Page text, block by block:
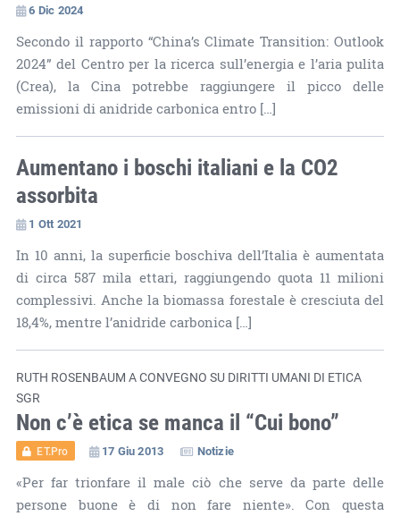
6 Dic 2024
Secondo il rapporto “China’s Climate Transition: Outlook
2024” del Centro per la ricerca sull’energia e l’aria pulita
(Crea), la Cina potrebbe raggiungere il picco delle
emissioni di anidride carbonica entro […]
Aumentano i boschi italiani e la CO2
assorbita
1 Ott 2021
In 10 anni, la superficie boschiva dell’Italia è aumentata
di circa 587 mila ettari, raggiungendo quota 11 milioni
complessivi. Anche la biomassa forestale è cresciuta del
18,4%, mentre l’anidride carbonica […]
RUTH ROSENBAUM A CONVEGNO SU DIRITTI UMANI DI ETICA
SGR
Non c’è etica se manca il “Cui bono”
ET.Pro 17 Giu 2013 Notizie
«Per far trionfare il male ciò che serve da parte delle
persone buone è di non fare niente». Con questa